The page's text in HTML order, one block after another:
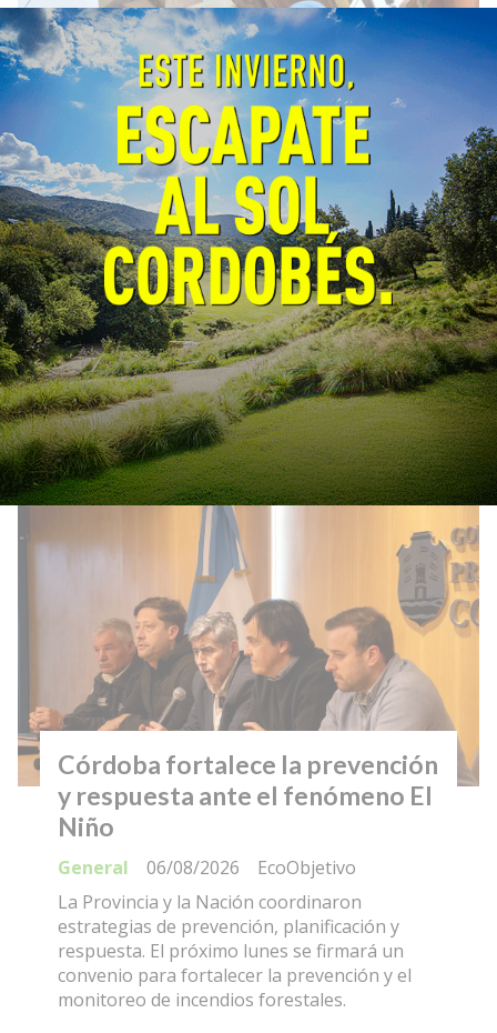
Tío Pujio: la Cooperativa instala
medidores inteligentes en el
alumbrado
EcoObjetivo
General
07/08/2026
En los últimos días se comenzaron los
trabajos para incorporar en el sistema de
alumbrado público de la localidad tecnología
de vanguardia que mejora la eficiencia
energética.
Córdoba fortalece la prevención
y respuesta ante el fenómeno El
Niño
EcoObjetivo
General
06/08/2026
La Provincia y la Nación coordinaron
estrategias de prevención, planificación y
respuesta. El próximo lunes se firmará un
convenio para fortalecer la prevención y el
monitoreo de incendios forestales.